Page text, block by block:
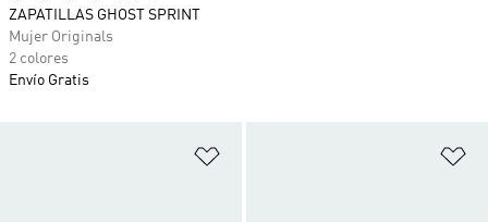
ZAPATILLAS GHOST SPRINT
Mujer Originals
2 colores
Envío Gratis